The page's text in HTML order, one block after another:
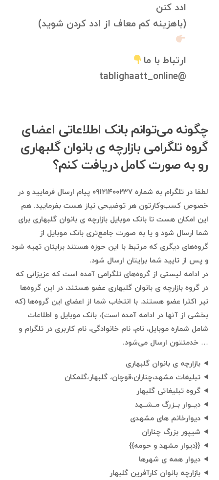
ادد کنن
(باهزینه کم معاف از ادد کردن شوید)
ارتباط با ما
@tablighaatt_online
چگونه می‌توانم بانک اطلاعاتی اعضای
گروه تلگرامی بازارچه ی بانوان گلبهاری
رو به صورت کامل دریافت کنم؟
لطفا در تلگرام به شماره ۰۹۱۲۱۴۰۰۲۳۷ پیام ارسال فرمایید و در
خصوص کسب‌وکارتون هر توضیحی نیاز هست بفرمایید. هم
این امکان هست تا بانک موبایل بازارچه ی بانوان گلبهاری برای
شما ارسال شود و یا به صورت جامع‌تری بانک موبایل از
گروه‌های دیگری که مرتبط با این حوزه هستند برایتان تهیه شود
و پس از تایید شما برایتان ارسال شود.
در ادامه لیستی از گروه‌های تلگرامی آمده است که عزیزانی که
در گروه بازارچه ی بانوان گلبهاری عضو هستند، در این گروه‌ها
نیر اکثرا عضو هستند. با انتخاب شما از اعضای این گروه‌ها (که
بخشی از آنها در ادامه آمده است)، بانک موبایل و اطلاعات
شامل شماره موبایل، نام، نام خانوادگی، نام کاربری در تلگرام و
… خدمتتون ارسال می‌شود.
بازارچه ی بانوان گلبهاری
تبلیغات مشهد،چناران،قوچان، گلبهار،گلمکان
گروه تبلیغاتی گلبهار
دیــوار بــزرگ مــشــهد
دیوارخانم های مشهدی
شیپور بزرگ چناران
{{دیوار مشهد و حومه}}
دیوار همه ی شهرها
بازارچه بانوان کارآفرین گلبهار